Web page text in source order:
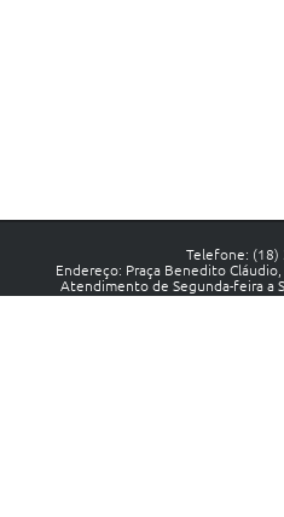
Telefone: (18)
Endereço: Praça Benedito
Atendimento de Segunda-feira a